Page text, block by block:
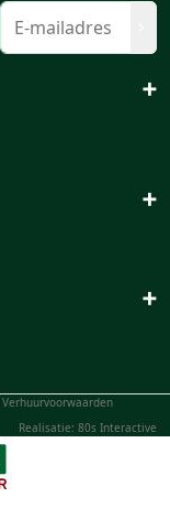
+
+
+
Verhuurvoorwaarden
Realisatie: 80s Interactive